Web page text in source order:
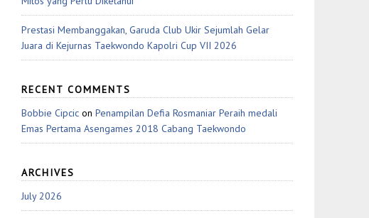
Prestasi Membanggakan, Garuda Club Ukir Sejumlah Gelar
Juara di Kejurnas Taekwondo Kapolri Cup VII 2026
RECENT COMMENTS
Bobbie Cipcic onPenampilan Defia Rosmaniar Peraih medali
Emas Pertama Asengames 2018 Cabang Taekwondo
ARCHIVES
July 2026